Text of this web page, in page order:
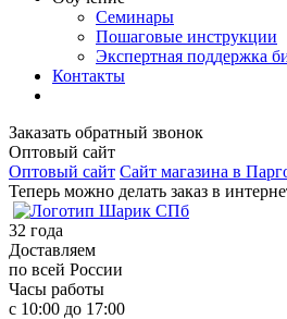
Семинары
Пошаговые инструкции
Экспертная поддержка
Контакты
Заказать обратный звонок
Оптовый сайт
Оптовый сайт Сайт магазина в
Теперь можно делать заказ в
32 года
Доставляем
по всей России
Часы работы
с 10:00 до 17:00